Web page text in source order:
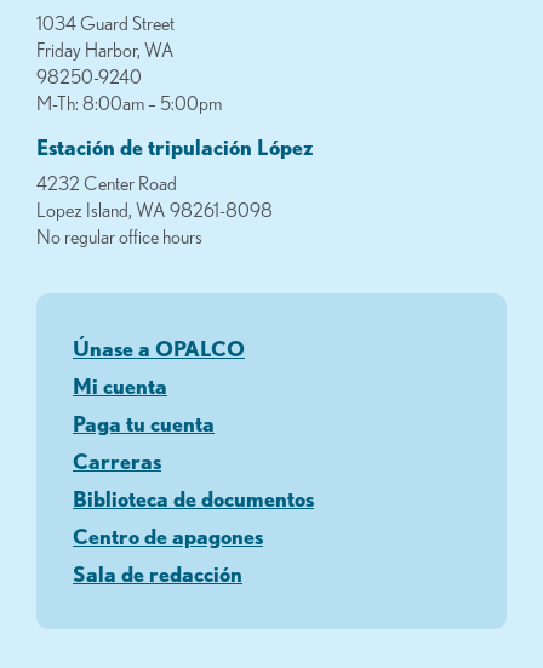
1034 Guard Street
Friday Harbor, WA
98250-9240
M-Th: 8:00am – 5:00pm
Estación de tripulación López
4232 Center Road
Lopez Island, WA 98261-8098
No regular office hours
Únase a OPALCO
Mi cuenta
Paga tu cuenta
Carreras
Biblioteca de documentos
Centro de apagones
Sala de redacción